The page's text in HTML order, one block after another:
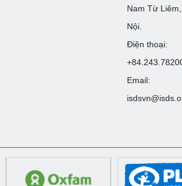
Nam Từ
Nội.
Điện thoại:
Email: